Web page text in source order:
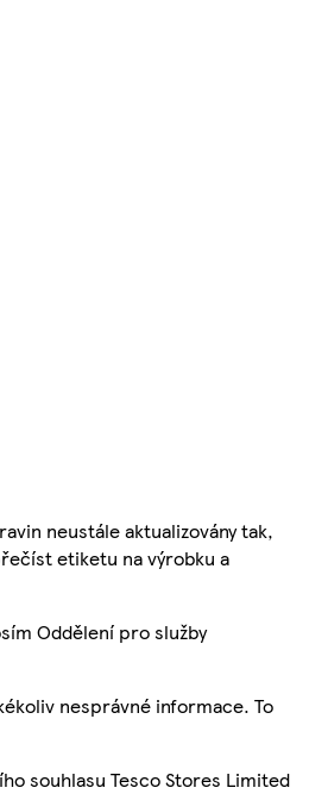
neustále aktualizovány tak,
etiketu na výrobku a
Oddělení pro služby
nesprávné informace. To
souhlasu Tesco Stores Limited